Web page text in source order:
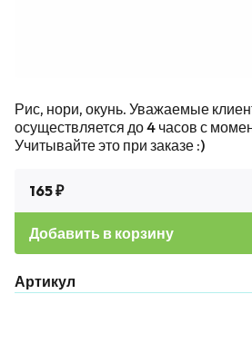
Рис, нори, окунь. Уважаемые
осуществляется до 4 часов с
Учитывайте это при заказе :)
165 ₽
Добавить в корзину
Артикул